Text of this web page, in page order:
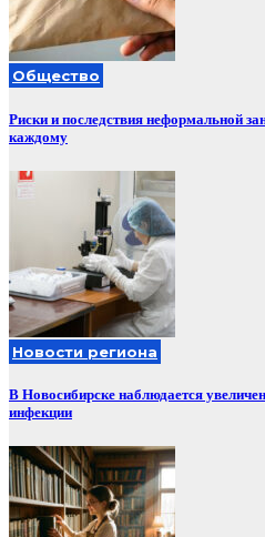
Общество
Риски и последствия неформальной
каждому
Новости региона
В Новосибирске наблюдается
инфекции